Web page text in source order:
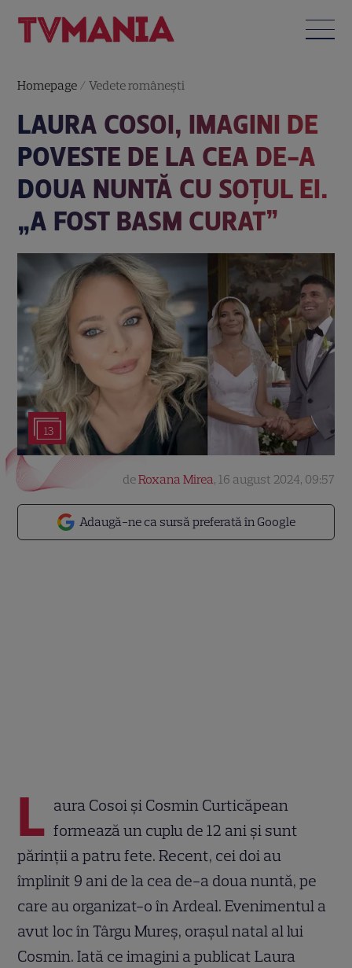
Homepage /Vedete româneşti
LAURA COSOI, IMAGINI DE
POVESTE DE LA CEA DE-A
DOUA NUNTĂ CU SOȚUL EI.
„A FOST BASM CURAT”
13
Adaugă-ne ca sursă preferată în Google
deRoxana Mirea, 16 august 2024, 09:57
L aura Cosoi și Cosmin Curticăpean
formează un cuplu de 12 ani și sunt
părinții a patru fete. Recent, cei doi au
împlinit 9 ani de la cea de-a doua nuntă, pe
care au organizat-o în Ardeal. Evenimentul a
avut loc în Târgu Mureș, orașul natal al lui
Cosmin. Iată ce imagini a publicat Laura